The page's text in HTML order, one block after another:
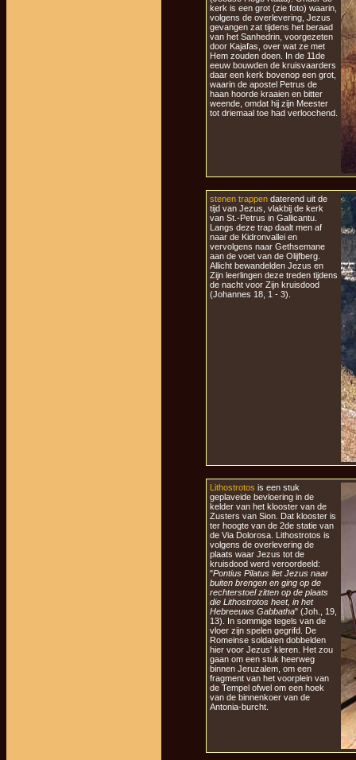
kerk is een grot (zie foto) waarin,
volgens de overlevering, Jezus
gevangen zat tijdens het beraad
van het Sanhedrin, voorgezeten
door Kajafas, over wat ze met
Hem zouden doen. In de 11de
eeuw bouwden de kruisvaarders
daar een kerk bovenop een grot,
waarin de apostel Petrus de
haan hoorde kraaien en bitter
weende, omdat hij zijn Meester
tot driemaal toe had verloochend.
stenen trappen daterend uit de
tijd van Jezus, vlakbij de kerk
van St.-Petrus in Gallicantu.
Langs deze trap daalt men af
naar de Kidronvallei en
vervolgens naar Gethsemane
aan de voet van de Olijfberg.
Allicht bewandelden Jezus en
Zijn leerlingen deze treden tijdens
de nacht voor Zijn kruisdood
(Johannes 18, 1 - 3).
Lithostrotos is een stuk
geplaveide bevloering in de
kelder van het klooster van de
Zusters van Sion. Dat klooster is
ter hoogte van de 2de statie van
de Via Dolorosa. Lithostrotos is
volgens de overlevering de
plaats waar Jezus tot de
kruisdood werd veroordeeld:
"Pontius Pilatus liet Jezus naar
buiten brengen en ging op de
rechterstoel zitten op de plaats
die Lithostrotos heet, in het
Hebreeuws Gabbatha" (Joh., 19,
13). In sommige tegels van de
vloer zijn spelen gegrifd. De
Romeinse soldaten dobbelden
hier voor Jezus' kleren. Het zou
gaan om een stuk heerweg
binnen Jeruzalem, om een
fragment van het voorplein van
de Tempel ofwel om een hoek
van de binnenkoer van de
Antonia-burcht.